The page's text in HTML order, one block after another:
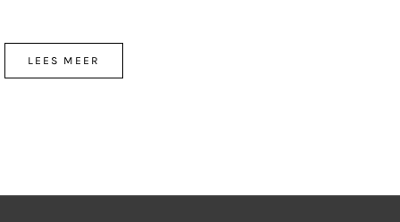
LEES MEER